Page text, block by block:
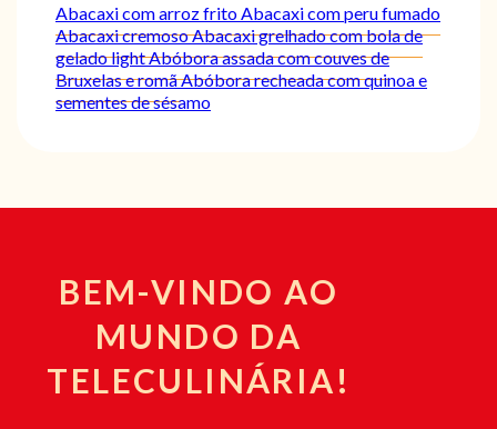
Abacaxi com arroz frito Abacaxi com peru fumado
Abacaxi cremosoAbacaxi grelhado com bola de
gelado lightAbóbora assada com couves de
Bruxelas e romãAbóbora recheada com quinoa e
sementes de sésamo
BEM-VINDO AO
MUNDO DA
TELECULINÁRIA!